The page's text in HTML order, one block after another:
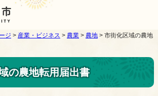
ジ > 産業・ビジネス > 農業 > 農地 > 市街化区域の農地
の農地転用届出書